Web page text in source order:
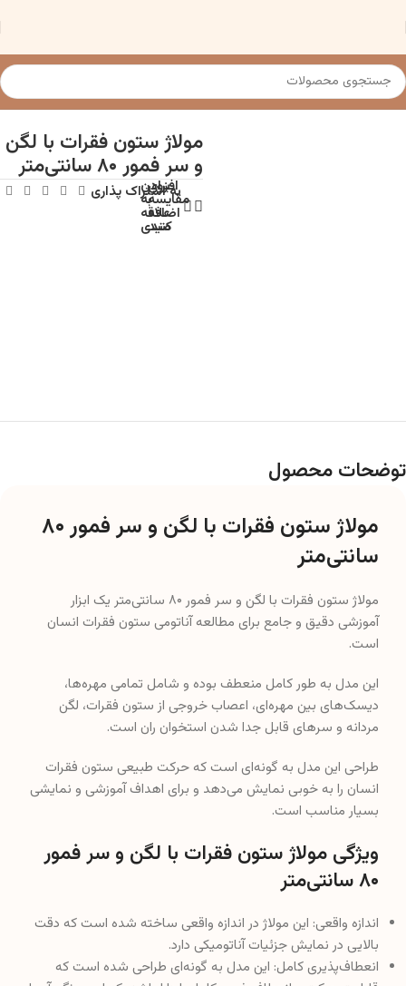
خانه مدلهای آناتومی (مولاژ) مولاژ استخوان بندی اسکلت انسان
مولاژ ستون فقرات با لگن
و سر فمور ۸۰ سانتی‌متر
برای
مقایسه
اضافه
کنید
افزودن
به
علاقه
مندی
به اشتراک پذاری
سانتی‌متر
مولاژ ستون فقرات با لگن و سر فمور ۸۰ سانتی‌متر یک ابزار
آموزشی دقیق و جامع برای مطالعه آناتومی ستون فقرات انسان
است.
این مدل به طور کامل منعطف بوده و شامل تمامی مهره‌ها،
دیسک‌های بین مهره‌ای، اعصاب خروجی از ستون فقرات، لگن
مردانه و سرهای قابل جدا شدن استخوان ران است.
طراحی این مدل به گونه‌ای است که حرکت طبیعی ستون فقرات
انسان را به خوبی نمایش می‌دهد و برای اهداف آموزشی و نمایشی
بسیار مناسب است.
ویژگی‌ مولاژ ستون فقرات با لگن و سر فمور
۸۰ سانتی‌متر
اندازه واقعی: این مولاژ در اندازه واقعی ساخته شده است که دقت
بالایی در نمایش جزئیات آناتومیکی دارد.
انعطاف‌پذیری کامل: این مدل به گونه‌ای طراحی شده است که
برای نمایش حرکت‌های طبیعی ستون فقرات ایده‌آل می‌سازد.
اجزای جداشدنی: سرهای استخوان ران به راحتی قابل جدا شدن
هستند که این امکان را برای بررسی دقیق‌تر و آموزش فراهم می‌کند.